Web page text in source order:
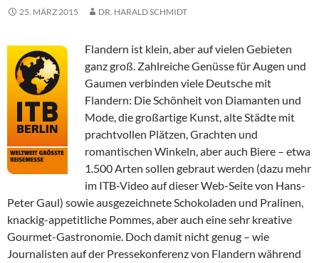
25. MÄRZ 2015 DR. HARALD SCHMIDT
Flandern ist klein, aber auf vielen Gebieten
ganz groß. Zahlreiche Genüsse für Augen und
Gaumen verbinden viele Deutsche mit
Flandern: Die Schönheit von Diamanten und
Mode, die großartige Kunst, alte Städte mit
prachtvollen Plätzen, Grachten und
romantischen Winkeln, aber auch Biere – etwa
1.500 Arten sollen gebraut werden (dazu mehr
im ITB-Video auf dieser Web-Seite von Hans-
Peter Gaul) sowie ausgezeichnete Schokoladen und Pralinen,
knackig-appetitliche Pommes, aber auch eine sehr kreative
Gourmet-Gastronomie. Doch damit nicht genug – wie
Journalisten auf der Pressekonferenz von Flandern während